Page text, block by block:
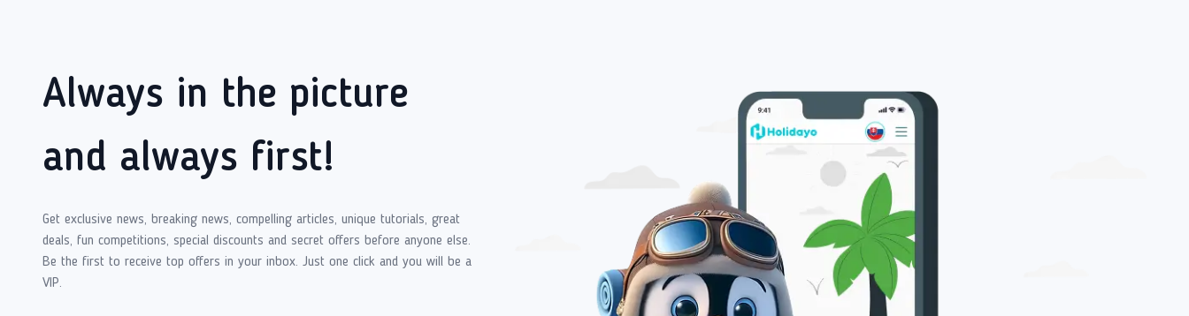
Always in the picture
and always first!
Get exclusive news, breaking news, compelling articles, unique tutorials, great
deals, fun competitions, special discounts and secret offers before anyone else.
Be the first to receive top offers in your inbox. Just one click and you will be a
VIP.